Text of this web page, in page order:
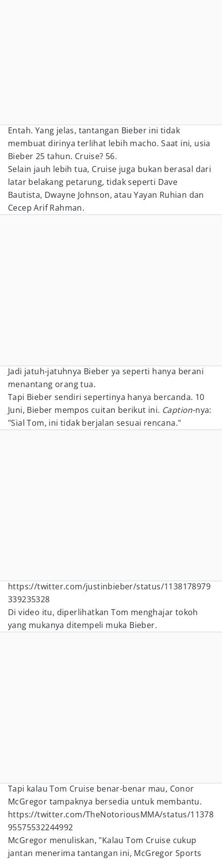
Entah. Yang jelas, tantangan Bieber ini tidak
membuat dirinya terlihat lebih macho. Saat ini, usia
Bieber 25 tahun. Cruise? 56.
Selain jauh lebih tua, Cruise juga bukan berasal dari
latar belakang petarung, tidak seperti Dave
Bautista, Dwayne Johnson, atau Yayan Ruhian dan
Cecep Arif Rahman.
Jadi jatuh-jatuhnya Bieber ya seperti hanya berani
menantang orang tua.
Tapi Bieber sendiri sepertinya hanya bercanda. 10
Juni, Bieber mempos cuitan berikut ini. Caption-nya:
"Sial Tom, ini tidak berjalan sesuai rencana."
https://twitter.com/justinbieber/status/1138178979
339235328
Di video itu, diperlihatkan Tom menghajar tokoh
yang mukanya ditempeli muka Bieber.
Tapi kalau Tom Cruise benar-benar mau, Conor
McGregor tampaknya bersedia untuk membantu.
https://twitter.com/TheNotoriousMMA/status/11378
95575532244992
McGregor menuliskan, "Kalau Tom Cruise cukup
jantan menerima tantangan ini, McGregor Sports